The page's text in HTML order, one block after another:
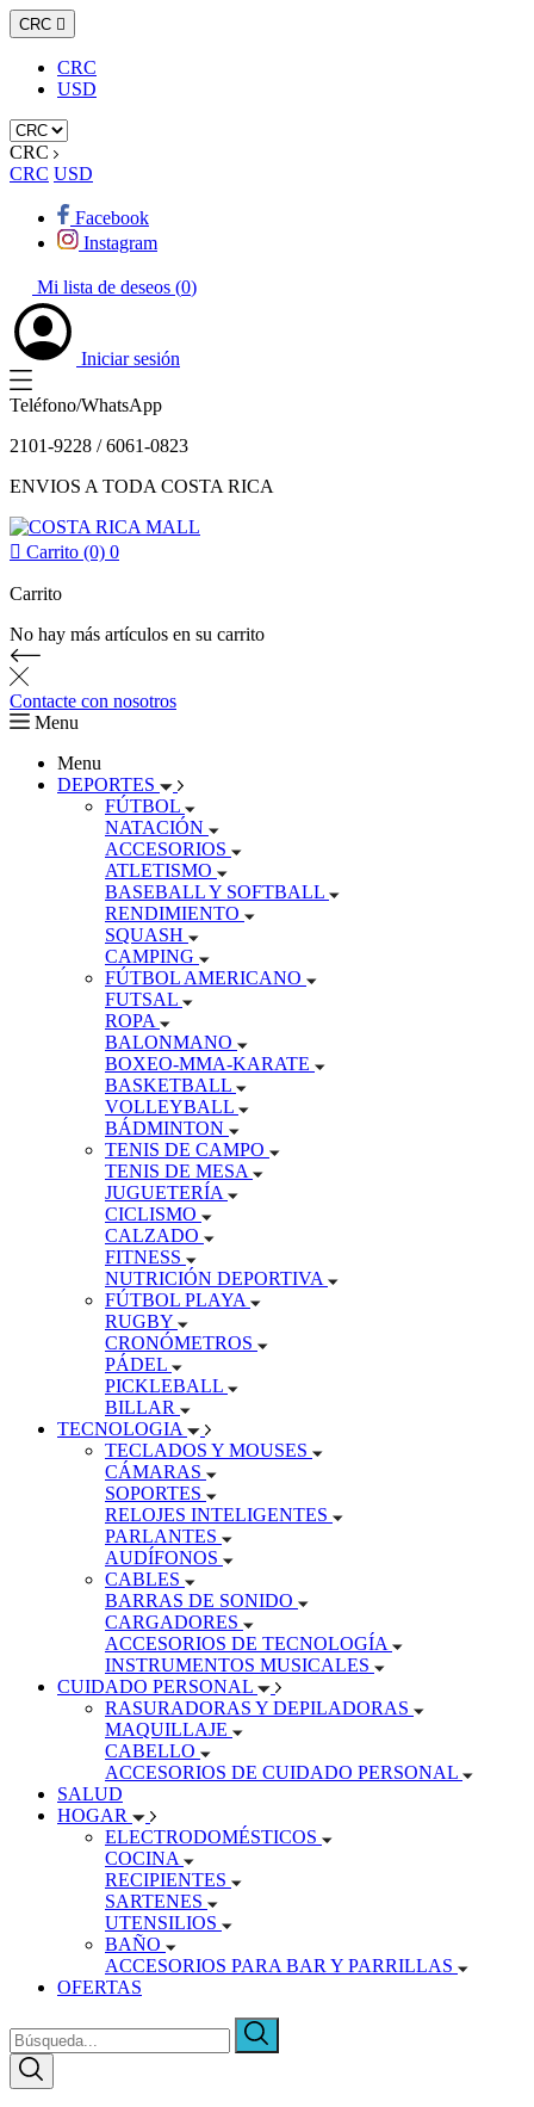
CRC 
CRC
USD
CRC
CRC USD
Facebook
Instagram
Mi lista de deseos (0)
Iniciar sesión
Teléfono/WhatsApp
2101-9228 / 6061-0823
ENVIOS A TODA COSTA RICA
 Carrito (0) 0
Carrito
No hay más artículos en su carrito
Contacte con nosotros
Menu
Menu
DEPORTES
FÚTBOL
NATACIÓN
ACCESORIOS
ATLETISMO
BASEBALL Y SOFTBALL
RENDIMIENTO
SQUASH
CAMPING
FÚTBOL AMERICANO
FUTSAL
ROPA
BALONMANO
BOXEO-MMA-KARATE
BASKETBALL
VOLLEYBALL
BÁDMINTON
TENIS DE CAMPO
TENIS DE MESA
JUGUETERÍA
CICLISMO
CALZADO
FITNESS
NUTRICIÓN DEPORTIVA
FÚTBOL PLAYA
RUGBY
CRONÓMETROS
PÁDEL
PICKLEBALL
BILLAR
TECNOLOGIA
TECLADOS Y MOUSES
CÁMARAS
SOPORTES
RELOJES INTELIGENTES
PARLANTES
AUDÍFONOS
CABLES
BARRAS DE SONIDO
CARGADORES
ACCESORIOS DE TECNOLOGÍA
INSTRUMENTOS MUSICALES
CUIDADO PERSONAL
RASURADORAS Y DEPILADORAS
MAQUILLAJE
CABELLO
ACCESORIOS DE CUIDADO PERSONAL
SALUD
HOGAR
ELECTRODOMÉSTICOS
COCINA
RECIPIENTES
SARTENES
UTENSILIOS
BAÑO
ACCESORIOS PARA BAR Y PARRILLAS
OFERTAS